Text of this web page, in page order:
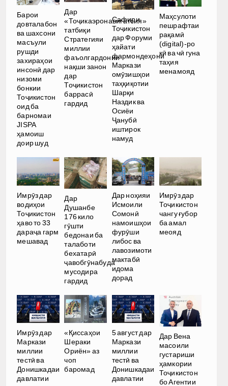
Барои
довталабон
ва шахсони
масъули
рушди
захираҳои
инсонӣ дар
низоми
бонкии
Тоҷикистон
оид ба
барномаи
JISPA
ҳамоиш
доир шуд
Дар
«Тоҷикаэронавигатсия»
татбиқи
Стратегияи
миллии
фаъолгардонии
нақши занон
дар
Тоҷикистон
баррасӣ
гардид
Сафири
Тоҷикистон
дар Форуми
ҳайати
фармондеҳони
Маркази
омӯзишҳои
таҳқиқотии
Шарқи
Наздик ва
Осиёи
Ҷанубӣ
иштирок
намуд
Маҳсулоти
пешрафтаи
рақамӣ
(digital)-ро
кӣ ва чӣ гуна
таҳия
менамояд
Имрӯз дар
водиҳои
Тоҷикистон
ҳаво то 33
дараҷа гарм
мешавад
Дар
Душанбе
176 кило
гӯшти
бедонаи ба
талаботи
бехатарӣ
ҷавобгӯнабуда
мусодира
гардид
Дар ноҳияи
Исмоили
Сомонӣ
намоишҳои
фурӯши
либос ва
лавозимоти
мактабӣ
идома
дорад
Имрӯз дар
Тоҷикистон
чангу ғубор
ба амал
меояд
Имрӯз дар
Маркази
миллии
тестӣ ва
Донишкадаи
давлатии
«Қиссаҳои
Шераки
Ориён» аз
чоп
баромад
5 август дар
Маркази
миллии
тестӣ ва
Донишкадаи
давлатии
Дар Вена
масоили
густариши
ҳамкории
Тоҷикистон
бо Агентии